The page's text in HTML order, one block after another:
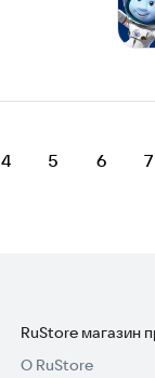
4 5 6 7
RuStore магазин
О RuStore